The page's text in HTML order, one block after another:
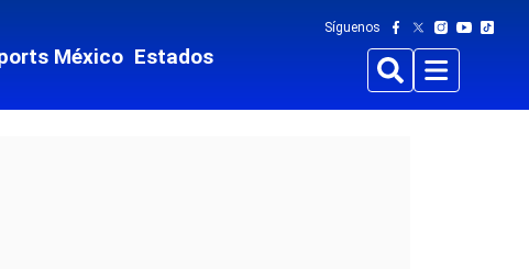
México Estados
Síguenos
BuscarMenu